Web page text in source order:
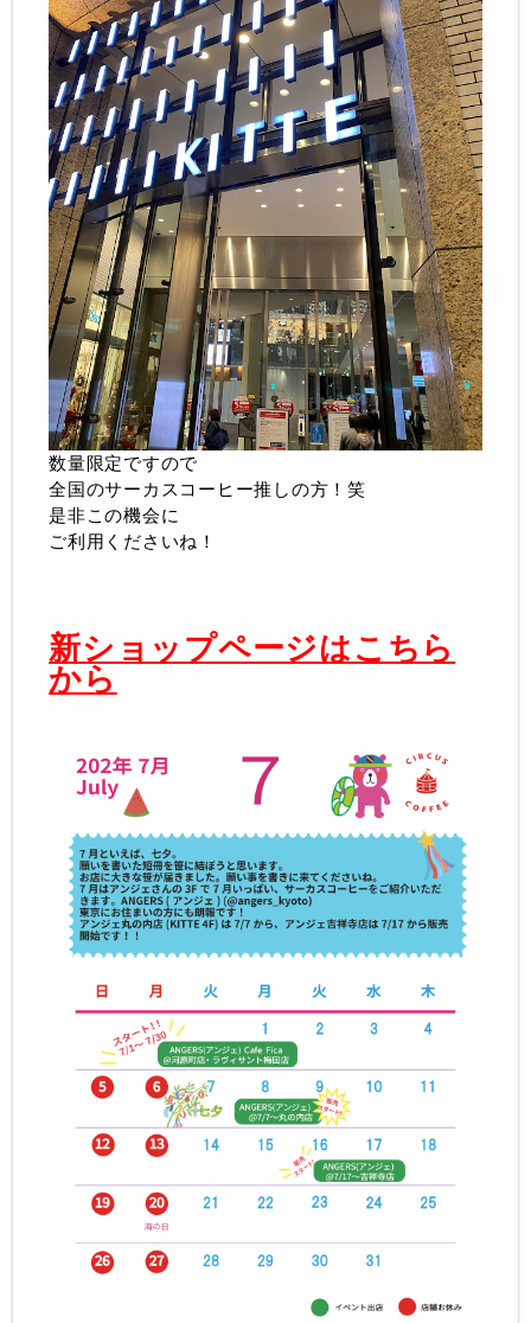
数量限定ですので
全国のサーカスコーヒー推しの方！笑
是非この機会に
ご利用くださいね！
新ショップページはこちら
から